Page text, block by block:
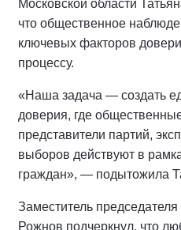
Московской области
что общественное
ключевых факторов
процессу.
«Наша задача — создать
доверия, где
представители партий,
выборов действуют в
граждан», — подытожила
Заместитель
Рожнов подчеркнул, что